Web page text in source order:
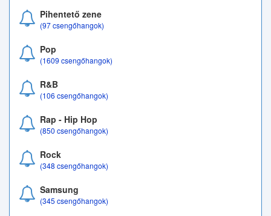
Pihentető zene
(97 csengőhangok)
Pop
(1609 csengőhangok)
R&B
(106 csengőhangok)
Rap - Hip Hop
(850 csengőhangok)
Rock
(348 csengőhangok)
Samsung
(345 csengőhangok)